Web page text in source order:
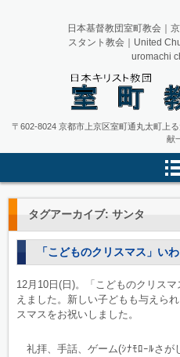
日本キリスト教
日本基督教団室町教会｜
スタント教会｜United
uromachi
〒602-8024 京都市上京区室町通丸太町上
献
タグアーカイブ: サンタ
「こどものクリスマス」いわ
12月10日(日)。「こどものクリス
えました。新しい子どもも与えら
スマスをお祝いしました。
礼拝、手話、ゲーム(ｼﾅﾓﾛｰﾙさが